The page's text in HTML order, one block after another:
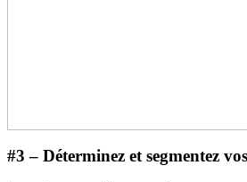
#3 – Déterminez et segmentez